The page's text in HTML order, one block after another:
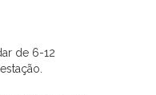
de 6-12